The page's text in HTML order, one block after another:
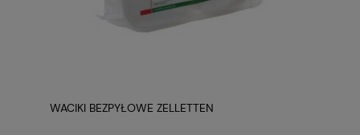
WACIKI BEZPYŁOWE ZELLETTEN